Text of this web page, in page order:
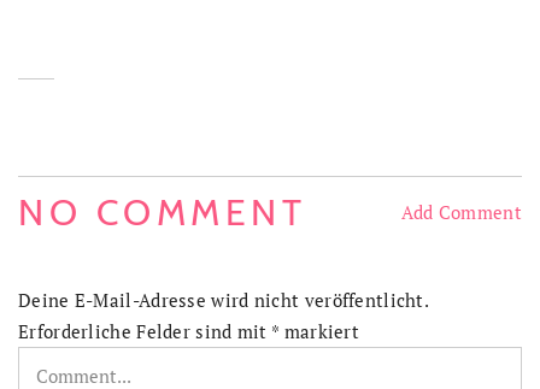
NO COMMENT Add Comment
Deine E-Mail-Adresse wird nicht veröffentlicht.
Erforderliche Felder sind mit * markiert